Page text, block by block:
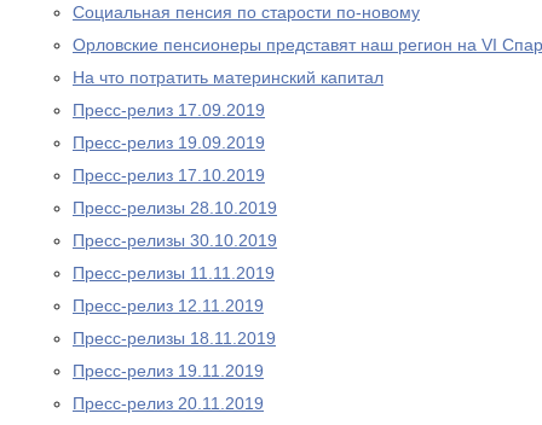
Социальная пенсия по старости по-новому
Орловские пенсионеры представят наш регион на VI
На что потратить материнский капитал
Пресс-релиз 17.09.2019
Пресс-релиз 19.09.2019
Пресс-релиз 17.10.2019
Пресс-релизы 28.10.2019
Пресс-релизы 30.10.2019
Пресс-релизы 11.11.2019
Пресс-релиз 12.11.2019
Пресс-релизы 18.11.2019
Пресс-релиз 19.11.2019
Пресс-релиз 20.11.2019